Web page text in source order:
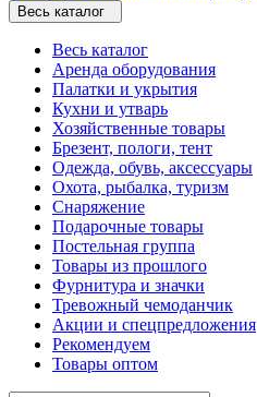
Весь каталог
Весь каталог
Аренда оборудования
Палатки и укрытия
Кухни и утварь
Хозяйственные товары
Брезент, пологи, тент
Одежда, обувь, аксессуары
Охота, рыбалка, туризм
Снаряжение
Подарочные товары
Постельная группа
Товары из прошлого
Фурнитура и значки
Тревожный чемоданчик
Акции и спецпредложения
Рекомендуем
Товары оптом